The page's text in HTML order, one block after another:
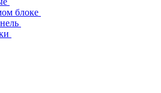
блоке